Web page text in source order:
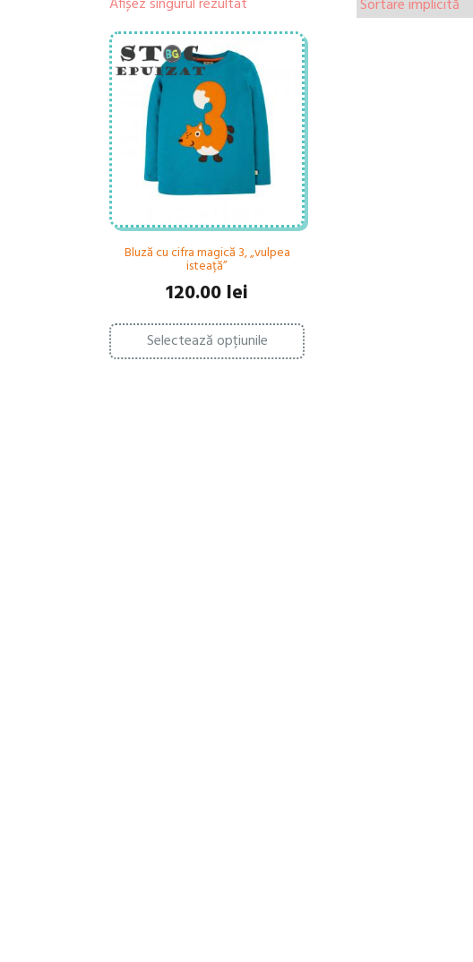
Bluză cu cifra magică 3, „vulpea
isteață”
120.00 lei
Selectează opțiunile
produs
are